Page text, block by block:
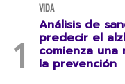
VIDA
Análisis de
predecir el
comienza una
la prevención